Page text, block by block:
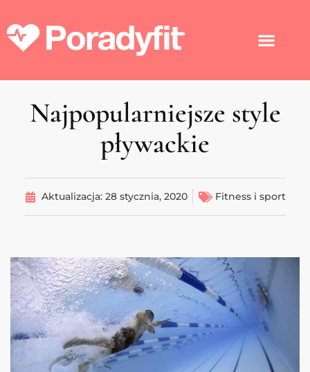
Najpopularniejsze style
pływackie
Aktualizacja: 28 stycznia, 2020 Fitness i sport